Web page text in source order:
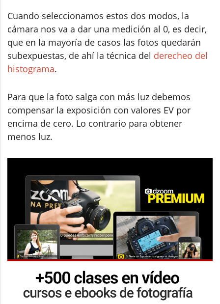
Cuando seleccionamos estos dos modos, la
cámara nos va a dar una medición al 0, es decir,
que en la mayoría de casos las fotos quedarán
subexpuestas, de ahí la técnica del derecheo del
histograma.
Para que la foto salga con más luz debemos
compensar la exposición con valores EV por
encima de cero. Lo contrario para obtener
menos luz.